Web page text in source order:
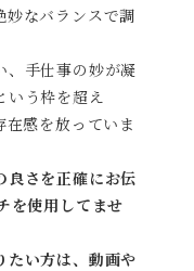
妙なバランスで調
、手仕事の妙が凝
いう枠を超え
在感を放っていま
さを正確にお伝
を使用してませ
たい方は、動画や